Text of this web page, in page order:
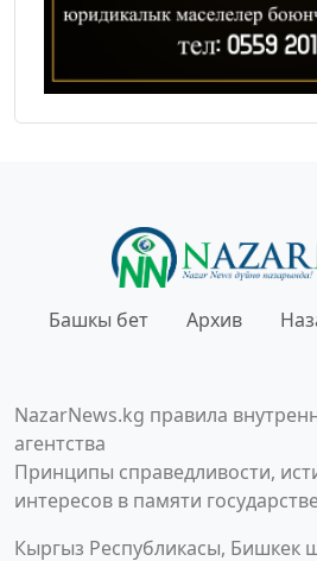
Башкы бет Архив
NazarNews.kg правила
агентства
Принципы справедливости,
интересов в памяти
Кыргыз Республикасы, Бишкек